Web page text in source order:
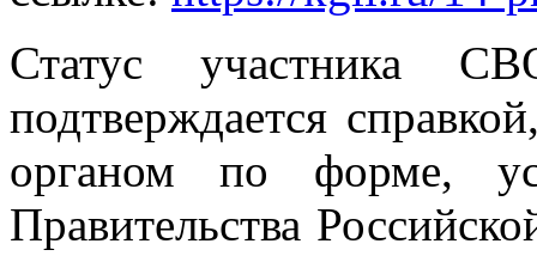
Статус участника
подтверждается
органом по форме,
Правительства